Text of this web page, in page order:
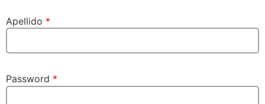
Apellido *
Password *